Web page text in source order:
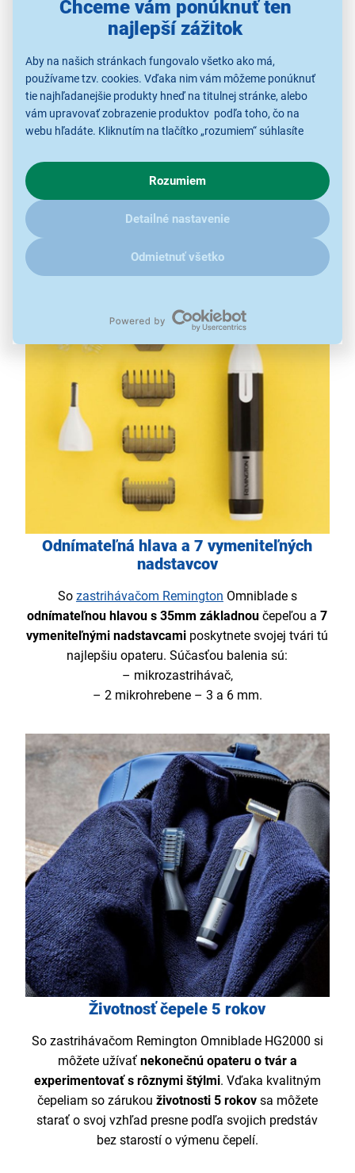
Chceme vám ponúknuť ten
najlepší zážitok
Aby na našich stránkach fungovalo všetko ako má,
používame tzv. cookies. Vďaka nim vám môžeme ponúknuť
tie najhľadanejšie produkty hneď na titulnej stránke, alebo
vám upravovať zobrazenie produktov podľa toho, čo na
webu hľadáte. Kliknutím na tlačítko „rozumiem“ súhlasíte
o chovaní na webe pre zobrazovaní cielených reklám.
V prípade že vás zaujímajú detaily, ako u nás s cookies a
ďalšími údaji pracujeme, kliknitesem.
Rozumiem
Detailné nastavenie
Odmietnuť všetko
Dokonalé oholenie
vám poskytol
dokonalé oholenie
perfektné oholenie len na 0,15 mm
Odnímateľná hlava a 7 vymeniteľných
nadstavcov
So zastrihávačom Remington Omniblade s
odnímateľnou hlavou s 35mm základnou čepeľou a7
vymeniteľnými nadstavcami poskytnete svojej tvári tú
najlepšiu opateru. Súčasťou balenia sú:
– mikrozastrihávač,
– 2 mikrohrebene – 3 a 6 mm.
Životnosť čepele 5 rokov
So zastrihávačom Remington Omniblade HG2000 si
môžete užívaťnekonečnú opateru o tvár a
experimentovať s rôznymi štýlmi. Vďaka kvalitným
čepeliam so zárukou životnosti 5 rokovsa môžete
starať o svoj vzhľad presne podľa svojich predstáv
bez starostí o výmenu čepelí.